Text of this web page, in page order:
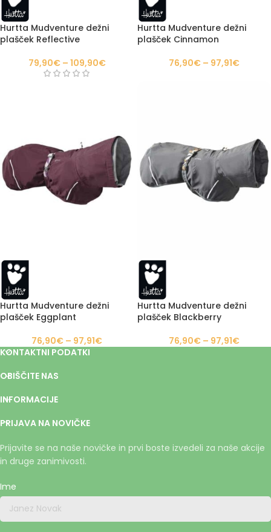
Hurtta Mudventure dežni
plašček Reflective
79,90€ – 109,90€
Hurtta Mudventure dežni
plašček Cinnamon
76,90€ – 97,91€
Hurtta Mudventure dežni
plašček Eggplant
76,90€ – 97,91€
Hurtta Mudventure dežni
plašček Blackberry
76,90€ – 97,91€
KONTAKTNI PODATKI
OBIŠČITE NAS
INFORMACIJE
PRIJAVA NA NOVIČKE
Prijavite se na naše novičke in prvi boste izvedeli za naše akcije
in druge zanimivosti.
Ime